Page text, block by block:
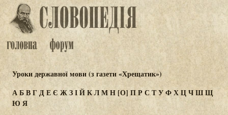
Уроки державної мови (з газети «Хрещатик»)
АБВГДЕЄ ЖЗІЙКЛМН[О] ПРСТУФХЦЧШЩ
Ю Я